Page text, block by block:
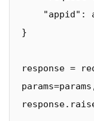
}
response =